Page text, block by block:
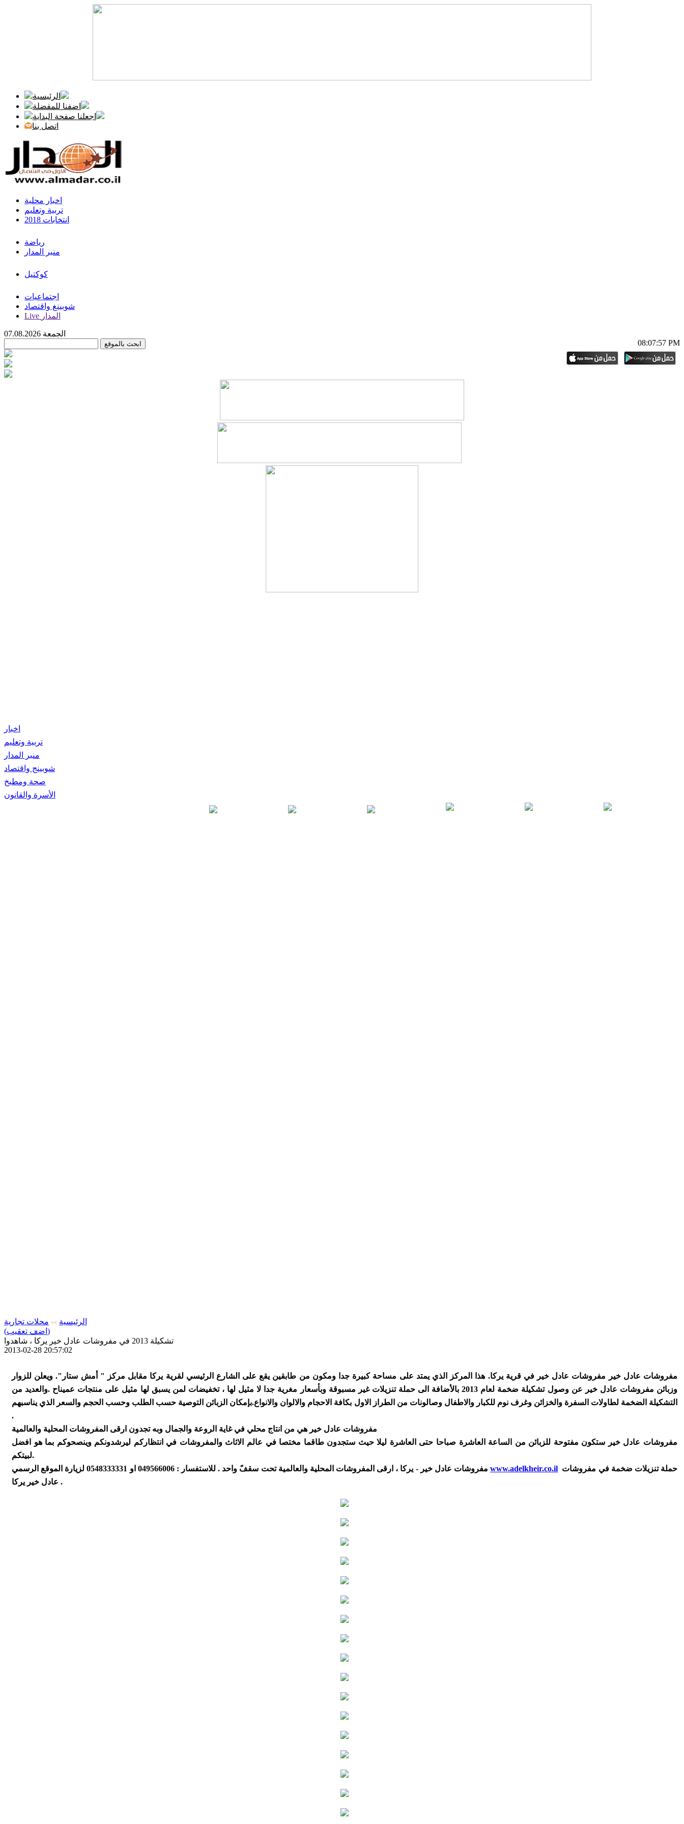
الرئيسية
اضفنا للمفضلة
اجعلنا صفحة البداية
اتصل بنا
اخبار محلية
تربية وتعليم
انتخابات 2018
رياضة
منبر المدار
كوكتيل
اجتماعيات
شوبينغ واقتصاد
Live المدار
08:07:58 PM
اخبار
تربية وتعليم
منبر المدار
شوبينج واقتصاد
صحة ومطبخ
الأسرة والقانون
الرئيسية >> محلات تجارية
(اضف تعقيب)
تشكيلة 2013 في مفروشات عادل خير يركا ، شاهدوا
2013-02-28 20:57:02
مفروشات عادل خير مفروشات عادل خير في قرية يركا. هذا المركز الذي يمتد على مساحة كبيرة جدا ومكون من طابقين يقع على الشارع الرئيسي لقرية يركا مقابل مركز " أمش ستار". ويعلن للزوار
وزبائن مفروشات عادل خير عن وصول تشكيلة ضخمة لعام 2013 بالأضافة الى حملة تنزيلات غير مسبوقة وبأسعار مغرية جدا لا مثيل لها ، تخفيضات لمن يسبق لها مثيل على منتجات عميناح .والعديد من
التشكيلة الضخمة لطاولات السفرة والخزائن وغرف نوم للكبار والاطفال وصالونات من الطراز الاول بكافة الاحجام والالوان والانواع.بإمكان الزبائن التوصية حسب الطلب وحسب الحجم والسعر الذي يناسبهم
.
مفروشات عادل خير هي من انتاج محلي في غاية الروعة والجمال وبه تجدون ارقى المفروشات المحلية والعالمية
مفروشات عادل خير ستكون مفتوحة للزبائن من الساعة العاشرة صباحا حتى العاشرة ليلا حيث ستجدون طاقما مختصا في عالم الاثاث والمفروشات في انتظاركم ليرشدونكم وينصحوكم بما هو افضل
لبيتكم.
مفروشات عادل خير - يركا ، ارقى المفروشات المحلية والعالمية تحت سقفً واحد . للاستفسار : 049566006 او 0548333331 لزيارة الموقع الرسميwww.adelkheir.co.il
عادل خير يركا .